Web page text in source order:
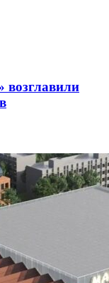
возглавили